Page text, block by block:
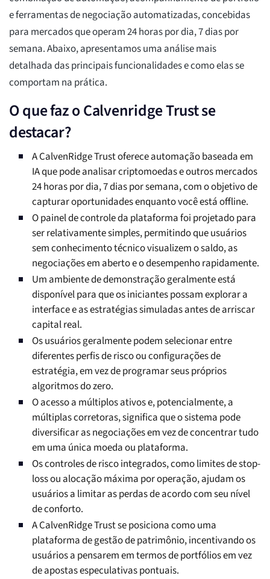
e ferramentas de negociação automatizadas, concebidas
para mercados que operam 24 horas por dia, 7 dias por
semana. Abaixo, apresentamos uma análise mais
detalhada das principais funcionalidades e como elas se
comportam na prática.
O que faz o Calvenridge Trust se
destacar?
A CalvenRidge Trust oferece automação baseada em
IA que pode analisar criptomoedas e outros mercados
24 horas por dia, 7 dias por semana, com o objetivo de
capturar oportunidades enquanto você está offline.
O painel de controle da plataforma foi projetado para
ser relativamente simples, permitindo que usuários
sem conhecimento técnico visualizem o saldo, as
negociações em aberto e o desempenho rapidamente.
Um ambiente de demonstração geralmente está
disponível para que os iniciantes possam explorar a
interface e as estratégias simuladas antes de arriscar
capital real.
Os usuários geralmente podem selecionar entre
diferentes perfis de risco ou configurações de
estratégia, em vez de programar seus próprios
algoritmos do zero.
O acesso a múltiplos ativos e, potencialmente, a
múltiplas corretoras, significa que o sistema pode
diversificar as negociações em vez de concentrar tudo
em uma única moeda ou plataforma.
Os controles de risco integrados, como limites de stop-
loss ou alocação máxima por operação, ajudam os
usuários a limitar as perdas de acordo com seu nível
de conforto.
A CalvenRidge Trust se posiciona como uma
plataforma de gestão de patrimônio, incentivando os
usuários a pensarem em termos de portfólios em vez
de apostas especulativas pontuais.